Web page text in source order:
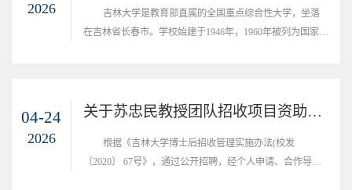
日），公告无异议后，按退站程序办理相关手续。公告期...
2026
吉林大学是教育部直属的全国重点综合性大学，坐落
在吉林省长春市。学校始建于1946年，1960年被列为国家重
管理的学校，2017年入选国家一流大学建设高校。一、流动
学科博士学位授权单位，首批博士后科研流动...
04-24
2026
关于苏忠民教授团队招收项目资助博士后的公示
根据《吉林大学博士后招收管理实施办法(校发
〔2020〕 67号》，通过公开招聘，经个人申请、合作导师